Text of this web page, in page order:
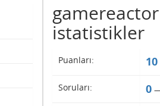
istatistikler
Puanları: 10
Soruları: 0